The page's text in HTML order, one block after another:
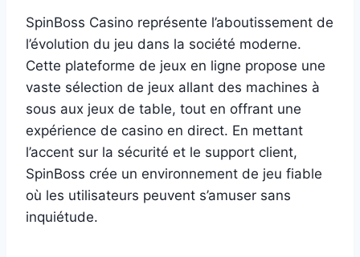
SpinBoss Casino représente l’aboutissement de
l’évolution du jeu dans la société moderne.
Cette plateforme de jeux en ligne propose une
vaste sélection de jeux allant des machines à
sous aux jeux de table, tout en offrant une
expérience de casino en direct. En mettant
l’accent sur la sécurité et le support client,
SpinBoss crée un environnement de jeu fiable
où les utilisateurs peuvent s’amuser sans
inquiétude.